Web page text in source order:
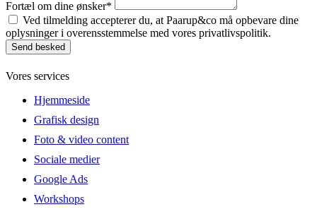
Fortæl om dine ønsker*
Ved tilmelding accepterer du, at Paarup&co må opbevare dine
oplysninger i overensstemmelse med vores privatlivspolitik.
Send besked
Vores services
Hjemmeside
Grafisk design
Foto & video content
Sociale medier
Google Ads
Workshops